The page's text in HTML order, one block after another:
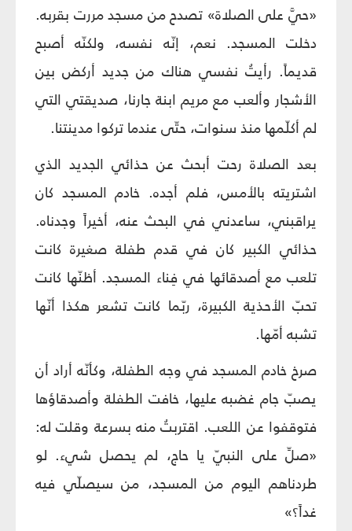
«حيَّ على الصلاة» تصدح من مسجد مررت بقربه.
دخلت المسجد. نعم، إنّه نفسه، ولكنّه أصبح
قديماً. رأيتُ نفسي هناك من جديد أركض بين
الأشجار وألعب مع مريم ابنة جارنا، صديقتي التي
لم أكلّمها منذ سنوات، حتّى عندما تركوا مدينتنا.
بعد الصلاة رحت أبحث عن حذائي الجديد الذي
اشتريته بالأمس، فلم أجده. خادم المسجد كان
يراقبني، ساعدني في البحث عنه، أخيراً وجدناه.
حذائي الكبير كان في قدم طفلة صغيرة كانت
تلعب مع أصدقائها في فِناء المسجد. أظنّها كانت
تحبّ الأحذية الكبيرة، ربّما كانت تشعر هكذا أنّها
تشبه أمّها.
صرخ خادم المسجد في وجه الطفلة، وكأنّه أراد أن
يصبّ جام غضبه عليها، خافت الطفلة وأصدقاؤها
فتوقفوا عن اللعب. اقتربتُ منه بسرعة وقلت له:
«صلِّ على النبيّ يا حاج، لم يحصل شيء. لو
طردناهم اليوم من المسجد، من سيصلّي فيه
غداً؟»